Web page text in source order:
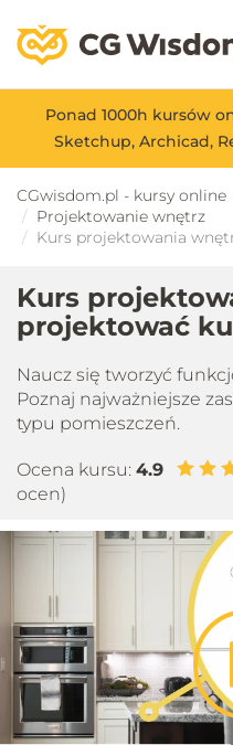
Ponad 1000h kursów
Sketchup, Archicad,
CGwisdom.pl - kursy online
Projektowanie wnętrz
Kurs projektowania
Kurs
projektować
Naucz się tworzyć
Poznaj najważniejsze
typu pomieszczeń.
Ocena kursu: 4.9
ocen)